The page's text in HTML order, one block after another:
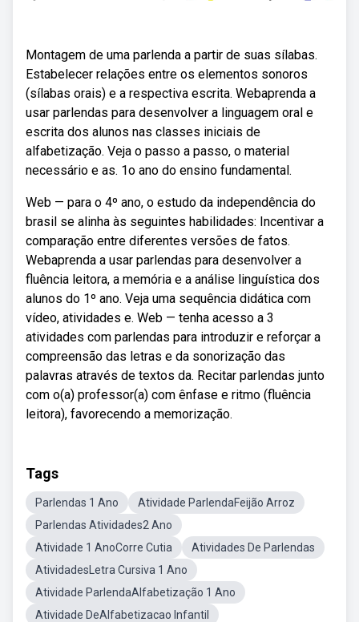
Montagem de uma parlenda a partir de suas sílabas.
Estabelecer relações entre os elementos sonoros
(sílabas orais) e a respectiva escrita. Webaprenda a
usar parlendas para desenvolver a linguagem oral e
escrita dos alunos nas classes iniciais de
alfabetização. Veja o passo a passo, o material
necessário e as. 1o ano do ensino fundamental.
Web — para o 4º ano, o estudo da independência do
brasil se alinha às seguintes habilidades: Incentivar a
comparação entre diferentes versões de fatos.
Webaprenda a usar parlendas para desenvolver a
fluência leitora, a memória e a análise linguística dos
alunos do 1º ano. Veja uma sequência didática com
vídeo, atividades e. Web — tenha acesso a 3
atividades com parlendas para introduzir e reforçar a
compreensão das letras e da sonorização das
palavras através de textos da. Recitar parlendas junto
com o(a) professor(a) com ênfase e ritmo (fluência
leitora), favorecendo a memorização.
Tags
Parlendas 1 Ano
Atividade ParlendaFeijão Arroz
Parlendas Atividades2 Ano
Atividade 1 AnoCorre Cutia
Atividades De Parlendas
AtividadesLetra Cursiva 1 Ano
Atividade ParlendaAlfabetização 1 Ano
Atividade DeAlfabetizacao Infantil